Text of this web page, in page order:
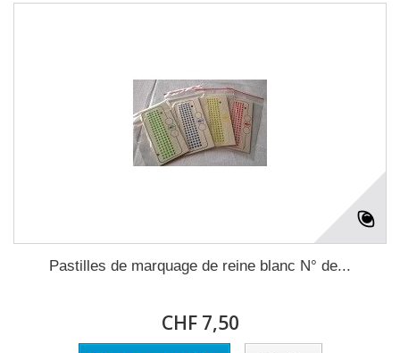
Pastilles de marquage de reine blanc N° de...
CHF 7,50